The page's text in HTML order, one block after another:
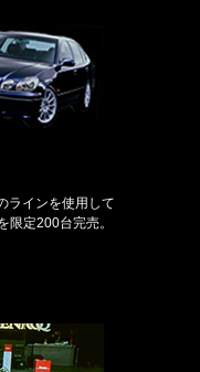
ラインを使用して
限定200台完売。